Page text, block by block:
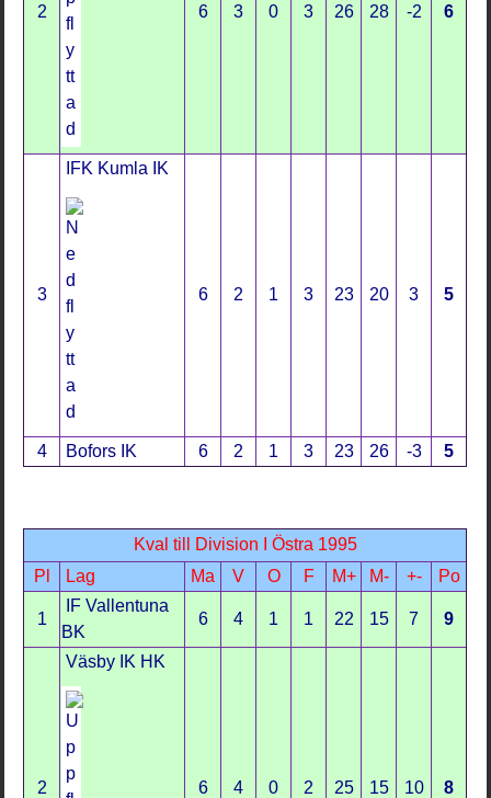
2 6 3 0 3 26 28 -2 6
3
IFK Kumla IK
6 2 1 3 23 20 3 5
4 Bofors IK 6 2 1 3 23 26 -3 5
Kval till Division I Östra 1995
Pl
Lag Ma V O F M+ M- +- Po
1
IF Vallentuna
BK
6 4 1 1 22 15 7 9
2
Väsby IK HK
6 4 0 2 25 15 10 8